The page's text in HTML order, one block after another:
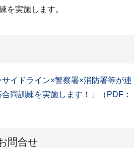
を実施します。
サイドライン×警察署×消防署等が連
同訓練を実施します！」（PDF：
問合せ